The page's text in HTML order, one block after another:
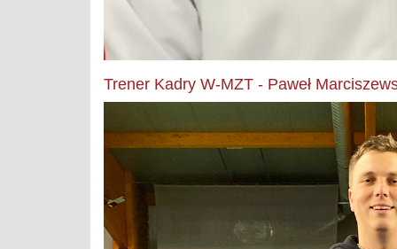
Trener Kadry W-MZT - Paweł